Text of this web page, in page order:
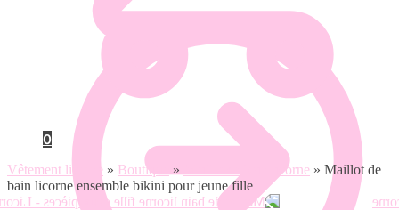
0
Vêtement licorne » Boutique » Maillot de bain licorne » Maillot de
bain licorne ensemble bikini pour jeune fille